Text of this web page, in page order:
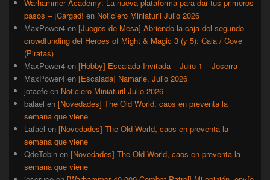
Warhammer Academy: La nueva plataforma para dar tus primeros
pasos – ¡Cargad! en Noticiero Miniaturil Julio 2026
MaxPower4 en [Juegos de Mesa] Abriendo la caja del segundo
crowdfunding del Heroes of Might & Magic 3 (y 5): Cala / Cove
(Piratas)
MaxPower4 en [Hobby] Escalada Invitada – Julio 1 – Joserra
MaxPower4 en [Escalada] Namarie, Julio 2026
jotaefe en Noticiero Miniaturil Julio 2026
balael en [Novedades] The Old World, caos en preventa la
semana que viene
Lafael en [Novedades] The Old World, caos en preventa la
semana que viene
QdeTobin en [Novedades] The Old World, caos en preventa la
semana que viene